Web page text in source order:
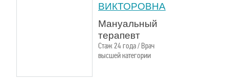
ВИКТОРОВНА
Мануальный
терапевт
Стаж 24 года / Врач
высшей категории